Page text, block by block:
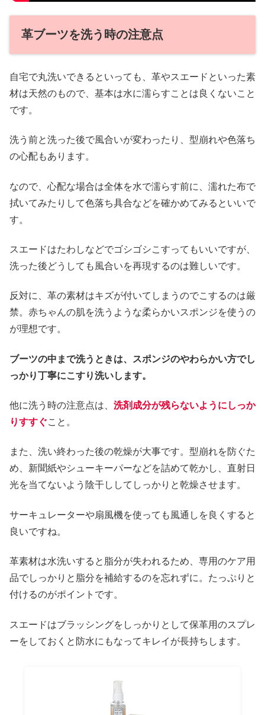
革ブーツを洗う時の注意点
自宅で丸洗いできるといっても、革やスエードといった素
材は天然のもので、基本は水に濡らすことは良くないこと
です。
洗う前と洗った後で風合いが変わったり、型崩れや色落ち
の心配もあります。
なので、心配な場合は全体を水で濡らす前に、濡れた布で
拭いてみたりして色落ち具合などを確かめてみるといいで
す。
スエードはたわしなどでゴシゴシこすってもいいですが、
洗った後どうしても風合いを再現するのは難しいです。
反対に、革の素材はキズが付いてしまうのでこするのは厳
禁。赤ちゃんの肌を洗うような柔らかいスポンジを使うの
が理想です。
ブーツの中まで洗うときは、スポンジのやわらかい方でし
っかり丁寧にこすり洗いします。
他に洗う時の注意点は、 洗剤成分が残らないようにしっか
りすすぐこと。
また、洗い終わった後の乾燥が大事です。型崩れを防ぐた
め、新聞紙やシューキーパーなどを詰めて乾かし、直射日
光を当てないよう陰干ししてしっかりと乾燥させます。
サーキュレーターや扇風機を使っても風通しを良くすると
良いですね。
革素材は水洗いすると脂分が失われるため、専用のケア用
品でしっかりと脂分を補給するのを忘れずに。たっぷりと
付けるのがポイントです。
スエードはブラッシングをしっかりとして保革用のスプレ
ーをしておくと防水にもなってキレイが長持ちします。